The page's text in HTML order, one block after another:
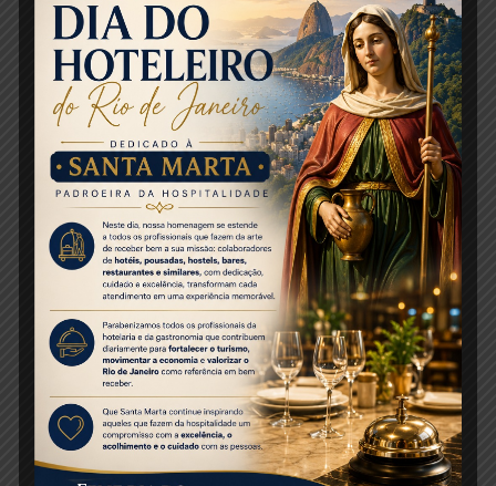
passeios de barco e voos de helicóptero. O Rio
também se destaca na oferta de hotéis renomados
em uma lista que conta com Copacabana Palace,
Fairmont, Hilton, Fasano e Emiliano, entre outros. Há
ainda restaurantes estrelados, como Le Cordon Bleu e
Chez Claude.
Fonte:Mercado&Eventos
Foto de capa: Rio de Janeiro (Divulgação/Ascom Setur-
Share this entry